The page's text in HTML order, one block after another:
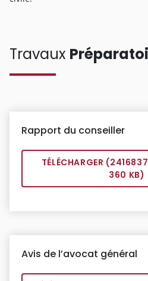
Travaux
Rapport du conseiller
TÉLÉCHARGER (
360 KB)
Avis de l’avocat général